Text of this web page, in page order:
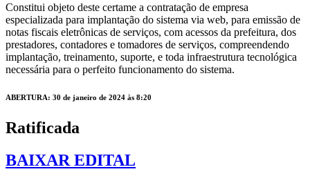
Constitui objeto deste certame a contratação de empresa
especializada para implantação do sistema via web, para emissão de
notas fiscais eletrônicas de serviços, com acessos da prefeitura, dos
prestadores, contadores e tomadores de serviços, compreendendo
implantação, treinamento, suporte, e toda infraestrutura tecnológica
necessária para o perfeito funcionamento do sistema.
ABERTURA: 30 de janeiro de 2024 às 8:20
Ratificada
BAIXAR EDITAL